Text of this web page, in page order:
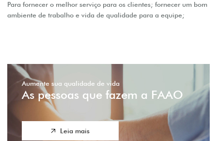
Para fornecer o melhor serviço para os clientes; fornecer um bom
ambiente de trabalho e vida de qualidade para a equipe;
Aumente sua qualidade de vida
As pessoas que fazem a FAAO
Leia mais